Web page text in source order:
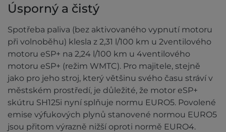
Úsporný a čistý
Spotřeba paliva (bez aktivovaného vypnutí motoru
při volnoběhu) klesla z 2,31 l/100 km u 2ventilového
motoru eSP+ na 2,24 l/100 km u 4ventilového
motoru eSP+ (režim WMTC). Pro majitele, stejně
jako pro jeho stroj, který většinu svého času stráví v
městském prostředí, je důležité, že motor eSP+
skútru SH125i nyní splňuje normu EURO5. Povolené
emise výfukových plynů stanovené normou EURO5
jsou přitom výrazně nižší oproti normě EURO4.